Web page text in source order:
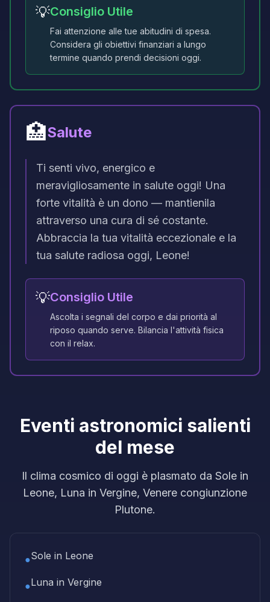
💡Consiglio Utile
Fai attenzione alle tue abitudini di spesa.
Considera gli obiettivi finanziari a lungo
termine quando prendi decisioni oggi.
🏥Salute
Ti senti vivo, energico e
meravigliosamente in salute oggi! Una
forte vitalità è un dono — mantienila
attraverso una cura di sé costante.
Abbraccia la tua vitalità eccezionale e la
tua salute radiosa oggi, Leone!
💡Consiglio Utile
Ascolta i segnali del corpo e dai priorità al
riposo quando serve. Bilancia l'attività fisica
con il relax.
Eventi astronomici salienti
del mese
Il clima cosmico di oggi è plasmato da Sole in
Leone, Luna in Vergine, Venere congiunzione
Plutone.
●Sole in Leone
●Luna in Vergine